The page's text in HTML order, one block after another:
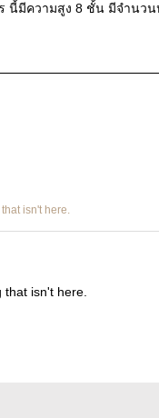
นี้มีความสูง 8 ชั้น มีจำนว